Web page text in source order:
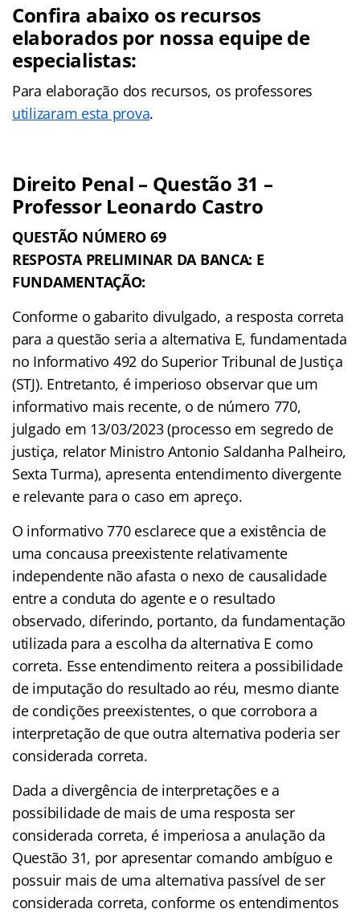
Confira abaixo os recursos
elaborados por nossa equipe de
especialistas:
Para elaboração dos recursos, os professores
utilizaram esta prova.
Direito Penal – Questão 31 –
Professor Leonardo Castro
QUESTÃO NÚMERO 69
RESPOSTA PRELIMINAR DA BANCA: E
FUNDAMENTAÇÃO:
Conforme o gabarito divulgado, a resposta correta
para a questão seria a alternativa E, fundamentada
no Informativo 492 do Superior Tribunal de Justiça
(STJ). Entretanto, é imperioso observar que um
informativo mais recente, o de número 770,
julgado em 13/03/2023 (processo em segredo de
justiça, relator Ministro Antonio Saldanha Palheiro,
Sexta Turma), apresenta entendimento divergente
e relevante para o caso em apreço.
O informativo 770 esclarece que a existência de
uma concausa preexistente relativamente
independente não afasta o nexo de causalidade
entre a conduta do agente e o resultado
observado, diferindo, portanto, da fundamentação
utilizada para a escolha da alternativa E como
correta. Esse entendimento reitera a possibilidade
de imputação do resultado ao réu, mesmo diante
de condições preexistentes, o que corrobora a
interpretação de que outra alternativa poderia ser
considerada correta.
Dada a divergência de interpretações e a
possibilidade de mais de uma resposta ser
considerada correta, é imperiosa a anulação da
Questão 31, por apresentar comando ambíguo e
possuir mais de uma alternativa passível de ser
considerada correta, conforme os entendimentos